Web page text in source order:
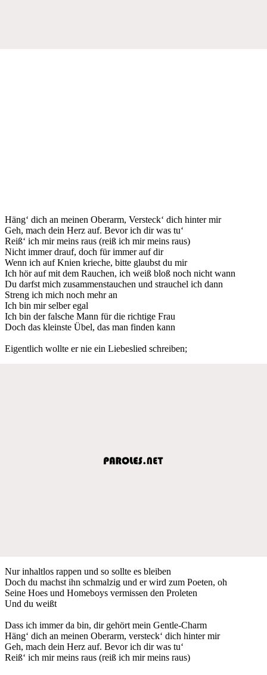
Häng‘ dich an meinen Oberarm, Versteck‘ dich hinter mir
Geh, mach dein Herz auf. Bevor ich dir was tu‘
Reiß‘ ich mir meins raus (reiß ich mir meins raus)
Nicht immer drauf, doch für immer auf dir
Wenn ich auf Knien krieche, bitte glaubst du mir
Ich hör auf mit dem Rauchen, ich weiß bloß noch nicht wann
Du darfst mich zusammenstauchen und strauchel ich dann
Streng ich mich noch mehr an
Ich bin mir selber egal
Ich bin der falsche Mann für die richtige Frau
Doch das kleinste Übel, das man finden kann
Eigentlich wollte er nie ein Liebeslied schreiben;
Nur inhaltlos rappen und so sollte es bleiben
Doch du machst ihn schmalzig und er wird zum Poeten, oh
Seine Hoes und Homeboys vermissen den Proleten
Und du weißt
Dass ich immer da bin, dir gehört mein Gentle-Charm
Häng‘ dich an meinen Oberarm, versteck‘ dich hinter mir
Geh, mach dein Herz auf. Bevor ich dir was tu‘
Reiß‘ ich mir meins raus (reiß ich mir meins raus)